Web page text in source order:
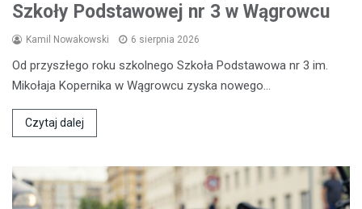
Szkoły Podstawowej nr 3 w Wągrowcu
Kamil Nowakowski 6 sierpnia 2026
Od przyszłego roku szkolnego Szkoła Podstawowa nr 3 im.
Mikołaja Kopernika w Wągrowcu zyska nowego…
Czytaj dalej